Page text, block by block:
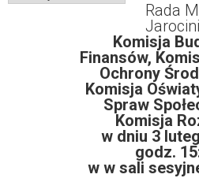
Rada
Komisja
Finansów,
Ochrony
Komisja
Spraw
Komisja
w dniu 3
godz.
w w sali